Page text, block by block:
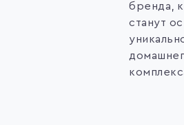
бренда,
станут